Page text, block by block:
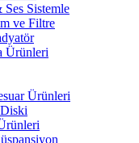
Sistemle
ve Filtre
Ürünleri
Ürünleri